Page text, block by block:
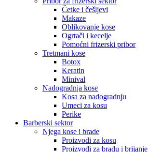
Četke i češljevi
Makaze
Oblikovanje kose
Ogrtači i kecelje
Pomoćni frizerski pribor
Tretmani kose
Botox
Keratin
Minival
Nadogradnja kose
Kosa za nadogradnju
Umeci za kosu
Perike
Barberski sektor
Njega kose i brade
Proizvodi za kosu
Proizvodi za bradu i brijanje